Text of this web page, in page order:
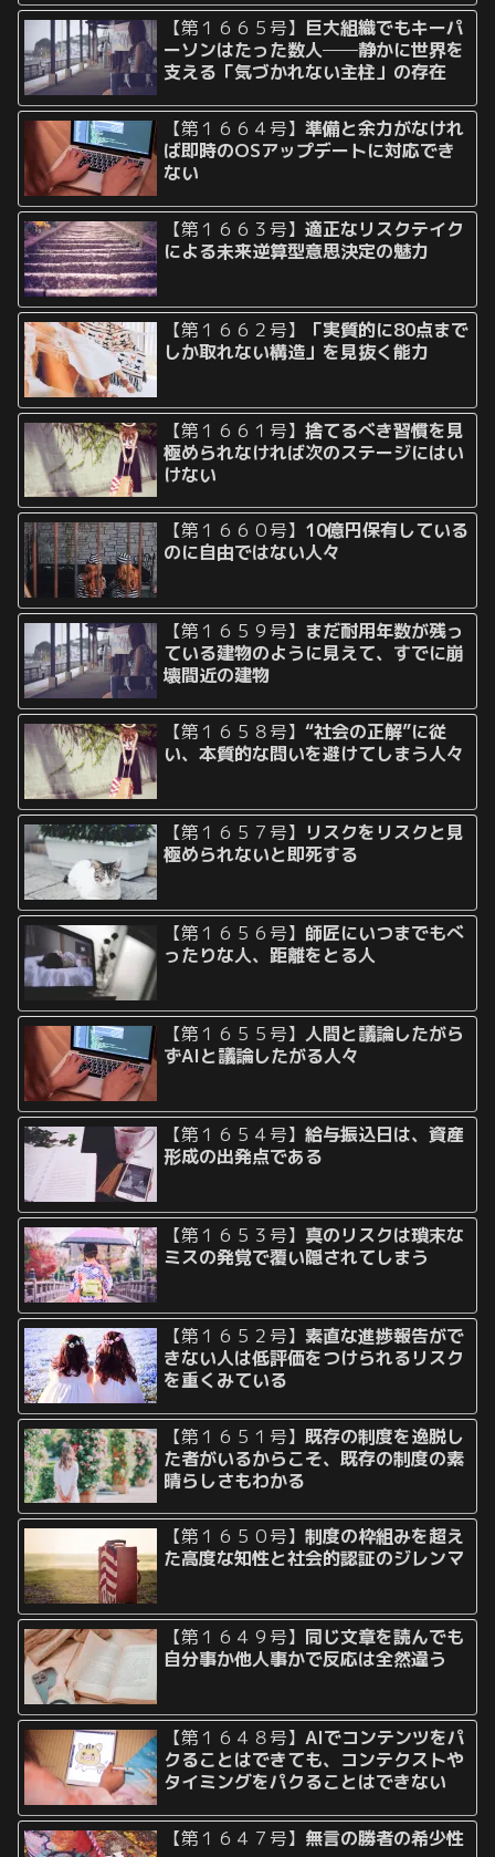
【第１６６５号】 巨大組織でもキーパ
ーソンはたった数人──静かに世界を
支える「気づかれない主柱」の存在
【第１６６４号】準備と余力がなけれ
ば即時のOSアップデートに対応でき
ない
【第１６６３号】適正なリスクテイク
による未来逆算型意思決定の魅力
【第１６６２号】
「実質的に80点まで
しか取れない構造」を見抜く能力
【第１６６１号】捨てるべき習慣を見
極められなければ次のステージにはい
けない
【第１６６０号】 10億円保有している
のに自由ではない人々
【第１６５９号】 まだ耐用年数が残っ
ている建物のように見えて、すでに崩
壊間近の建物
【第１６５８号】“社会の正解”に従
い、本質的な問いを避けてしまう人々
【第１６５７号】 リスクをリスクと見
極められないと即死する
【第１６５６号】 師匠にいつまでもべ
ったりな人、距離をとる人
【第１６５５号】人間と議論したがら
ずAIと議論したがる人々
【第１６５４号】給与振込日は、資産
形成の出発点である
【第１６５３号】 真のリスクは瑣末な
ミスの発覚で覆い隠されてしまう
【第１６５２号】素直な進捗報告がで
きない人は低評価をつけられるリスク
を重くみている
【第１６５１号】既存の制度を逸脱し
た者がいるからこそ、既存の制度の素
晴らしさもわかる
【第１６５０号】制度の枠組みを超え
た高度な知性と社会的認証のジレンマ
【第１６４９号】 同じ文章を読んでも
自分事か他人事かで反応は全然違う
【第１６４８号】AIでコンテンツをパ
クることはできても、コンテクストや
タイミングをパクることはできない
【第１６４７号】 無言の勝者の希少性